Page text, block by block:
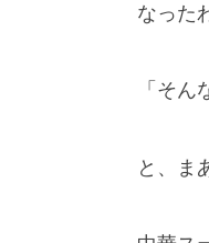
なった
「そ
と、ま